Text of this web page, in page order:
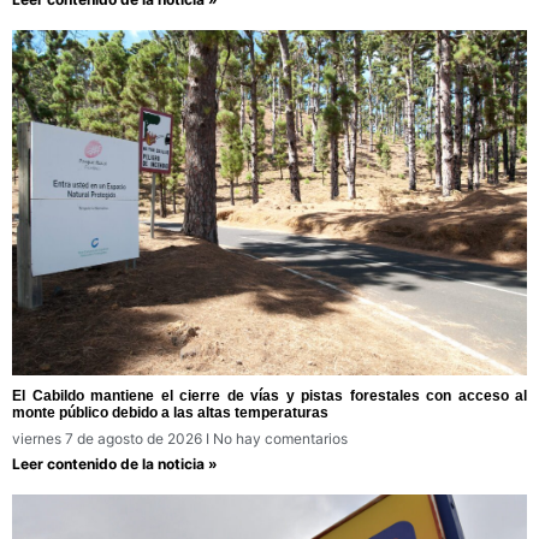
El Cabildo mantiene el cierre de vías y pistas forestales con acceso al
monte público debido a las altas temperaturas
viernes 7 de agosto de 2026
No hay comentarios
Leer contenido de la noticia »